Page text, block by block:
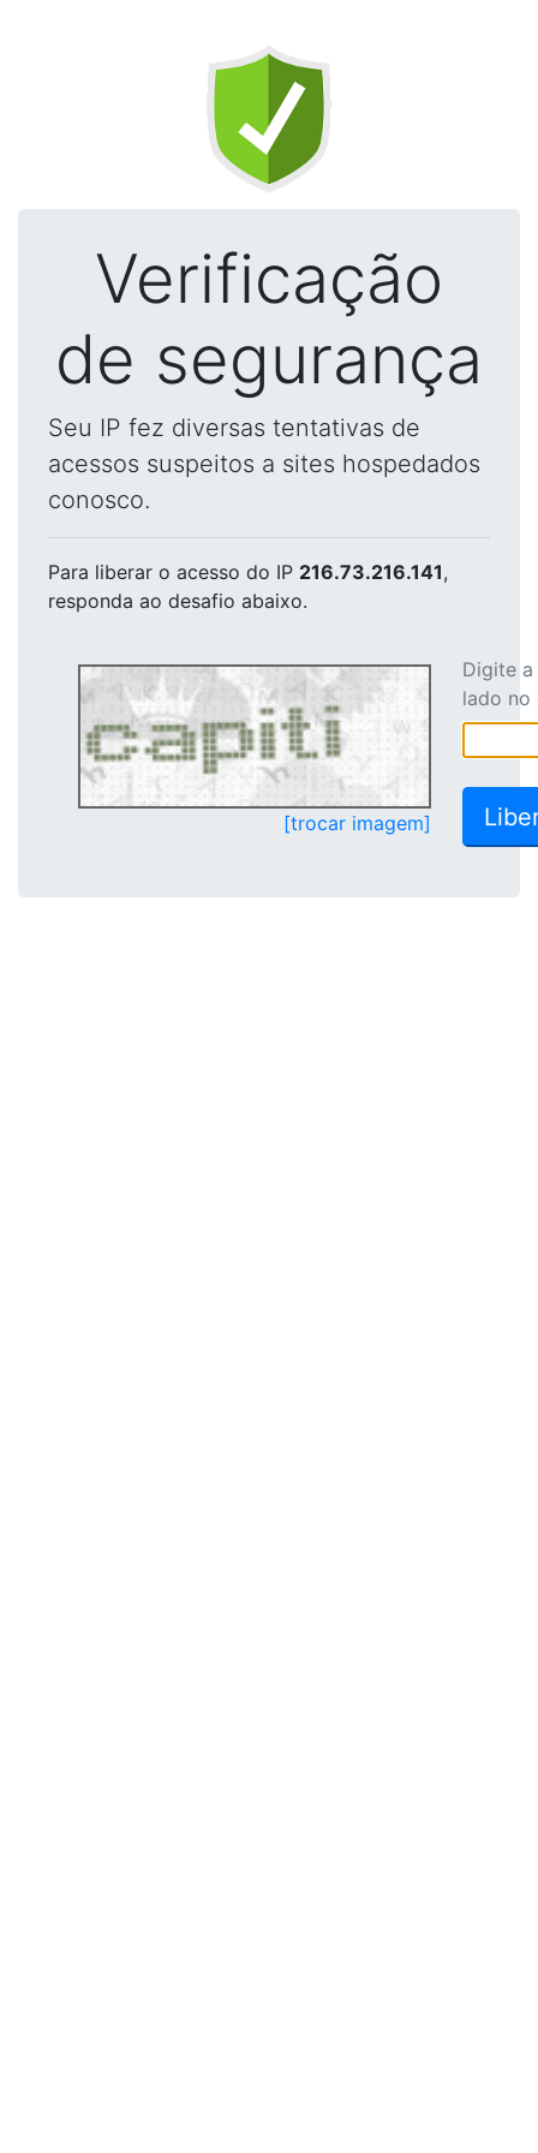
Verificação
de segurança
Seu IP fez diversas tentativas de
acessos suspeitos a sites hospedados
conosco.
Para liberar o acesso do IP 216.73.216.141,
responda ao desafio abaixo.
[trocar imagem]
Digite
lado no